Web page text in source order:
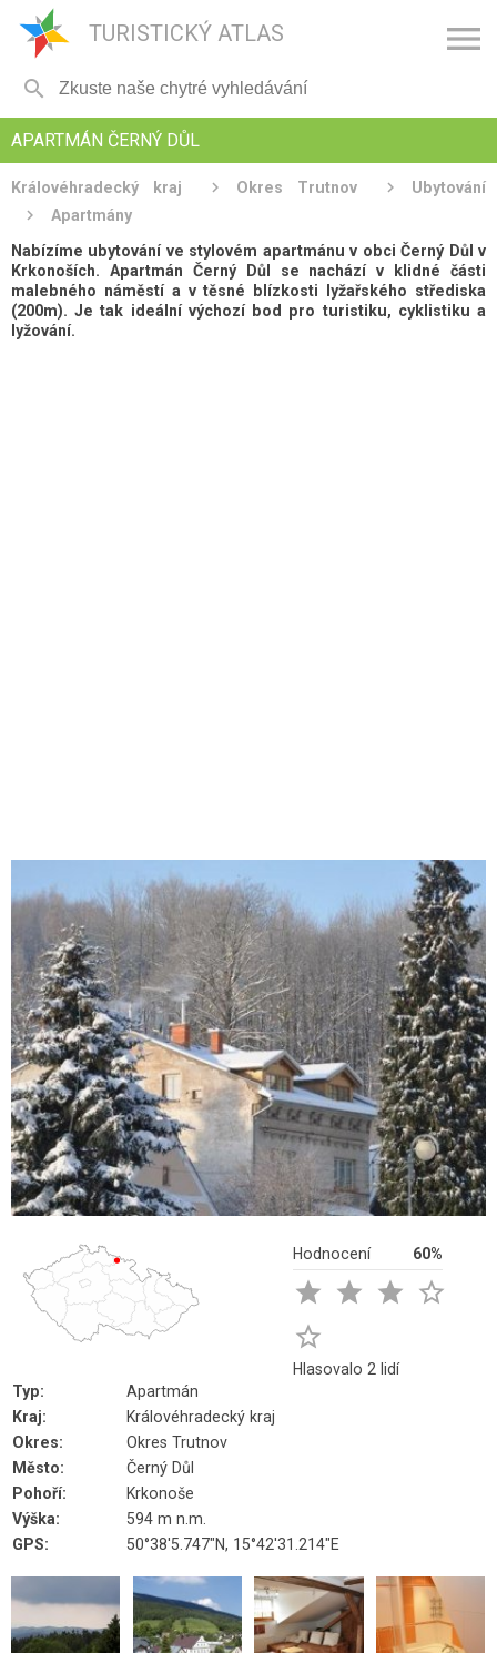
TURISTICKÝ ATLAS 

APARTMÁN ČERNÝ DŮL
Královéhradecký kraj Okres Trutnov
Ubytování
Apartmány
Nabízíme ubytování ve stylovém apartmánu v obci Černý Důl v
Krkonoších. Apartmán Černý Důl se nachází v klidné části
malebného náměstí a v těsné blízkosti lyžařského střediska
(200m). Je tak ideální výchozí bod pro turistiku, cyklistiku a
lyžování.
Hodnocení 60%
   

Hlasovalo 2 lidí
Typ:
Apartmán
Kraj:
Královéhradecký kraj
Okres:
Okres Trutnov
Město:
Černý Důl
Pohoří:
Krkonoše
Výška:
594 m n.m.
GPS:
50°38'5.747"N, 15°42'31.214"E